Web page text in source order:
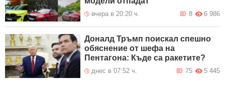
вчера в 20:20 ч. 6 986
8
Доналд Тръмп поискал спешно
обяснение от шефа на
Пентагона: Къде са ракетите?
днес в 07:52 ч. 5 445
75